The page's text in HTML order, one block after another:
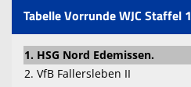
Tabelle Vorrunde WJC Staffel 1
1. HSG Nord Edemissen.
2. VfB Fallersleben II